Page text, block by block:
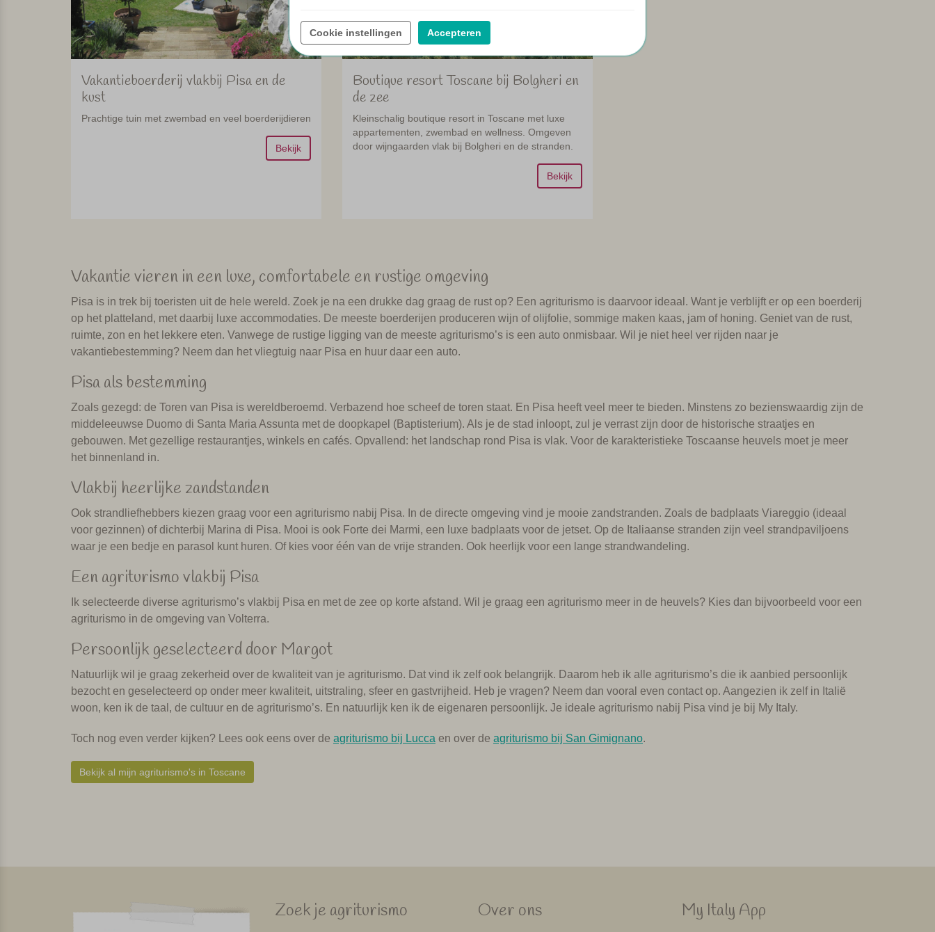
Vakantieboerderij vlakbij Pisa en de
kust
Prachtige tuin met zwembad en veel boerderijdieren
Bekijk
Boutique resort Toscane bij Bolgheri en
de zee
Kleinschalig boutique resort in Toscane met luxe
appartementen, zwembad en wellness. Omgeven
door wijngaarden vlak bij Bolgheri en de stranden.
Bekijk
Vakantie vieren in een luxe, comfortabele en rustige omgeving
Pisa is in trek bij toeristen uit de hele wereld. Zoek je na een drukke dag graag de rust op? Een agriturismo is daarvoor ideaal. Want je verblijft er op een boerderij
op het platteland, met daarbij luxe accommodaties. De meeste boerderijen produceren wijn of olijfolie, sommige maken kaas, jam of honing. Geniet van de rust,
ruimte, zon en het lekkere eten. Vanwege de rustige ligging van de meeste agriturismo’s is een auto onmisbaar. Wil je niet heel ver rijden naar je
vakantiebestemming? Neem dan het vliegtuig naar Pisa en huur daar een auto.
Pisa als bestemming
Zoals gezegd: de Toren van Pisa is wereldberoemd. Verbazend hoe scheef de toren staat. En Pisa heeft veel meer te bieden. Minstens zo bezienswaardig zijn de
middeleeuwse Duomo di Santa Maria Assunta met de doopkapel (Baptisterium). Als je de stad inloopt, zul je verrast zijn door de historische straatjes en
gebouwen. Met gezellige restaurantjes, winkels en cafés. Opvallend: het landschap rond Pisa is vlak. Voor de karakteristieke Toscaanse heuvels moet je meer
het binnenland in.
Vlakbij heerlijke zandstanden
Ook strandliefhebbers kiezen graag voor een agriturismo nabij Pisa. In de directe omgeving vind je mooie zandstranden. Zoals de badplaats Viareggio (ideaal
voor gezinnen) of dichterbij Marina di Pisa. Mooi is ook Forte dei Marmi, een luxe badplaats voor de jetset. Op de Italiaanse stranden zijn veel strandpaviljoens
waar je een bedje en parasol kunt huren. Of kies voor één van de vrije stranden. Ook heerlijk voor een lange strandwandeling.
Een agriturismo vlakbij Pisa
Ik selecteerde diverse agriturismo’s vlakbij Pisa en met de zee op korte afstand. Wil je graag een agriturismo meer in de heuvels? Kies dan bijvoorbeeld voor een
agriturismo in de omgeving van Volterra.
Persoonlijk geselecteerd door Margot
Natuurlijk wil je graag zekerheid over de kwaliteit van je agriturismo. Dat vind ik zelf ook belangrijk. Daarom heb ik alle agriturismo’s die ik aanbied persoonlijk
bezocht en geselecteerd op onder meer kwaliteit, uitstraling, sfeer en gastvrijheid. Heb je vragen? Neem dan vooral even contact op. Aangezien ik zelf in Italië
woon, ken ik de taal, de cultuur en de agriturismo’s. En natuurlijk ken ik de eigenaren persoonlijk. Je ideale agriturismo nabij Pisa vind je bij My Italy.
Toch nog even verder kijken? Lees ook eens over de agriturismo bij Lucca en over de agriturismo bij San Gimignano.
Bekijk al mijn agriturismo's in Toscane
Zoek je agriturismo Over ons My Italy App
Cookie instellingen Accepteren